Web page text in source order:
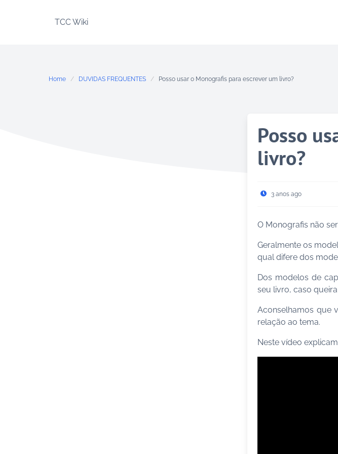
TCC Wiki
Home DUVIDAS FREQUENTES Posso usar o Monografis para escrever um livro?
Posso
livro?
3 anos ago
O Monografis não
Geralmente os
qual difere dos
Dos modelos de
seu livro, caso
Aconselhamos que
relação ao tema.
Neste vídeo